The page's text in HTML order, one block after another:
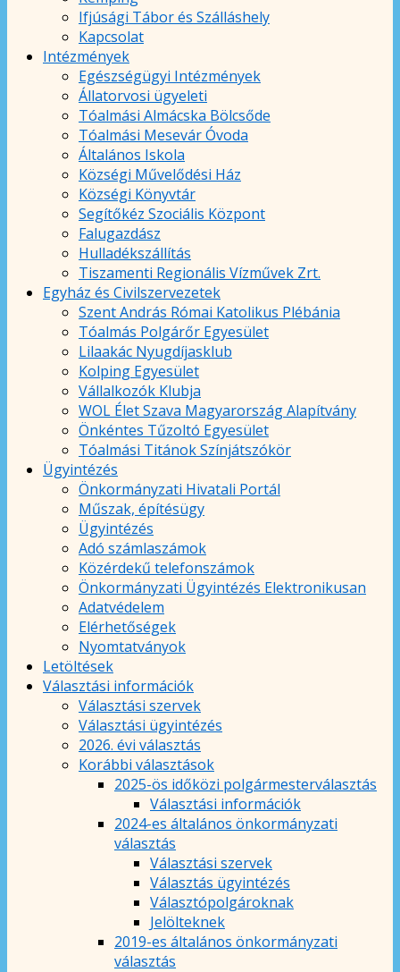
Ifjúsági Tábor és Szálláshely
Kapcsolat
Intézmények
Egészségügyi Intézmények
Állatorvosi ügyeleti
Tóalmási Almácska Bölcsőde
Tóalmási Mesevár Óvoda
Általános Iskola
Községi Művelődési Ház
Községi Könyvtár
Segítőkéz Szociális Központ
Falugazdász
Hulladékszállítás
Tiszamenti Regionális Vízművek Zrt.
Egyház és Civilszervezetek
Szent András Római Katolikus Plébánia
Tóalmás Polgárőr Egyesület
Lilaakác Nyugdíjasklub
Kolping Egyesület
Vállalkozók Klubja
WOL Élet Szava Magyarország Alapítvány
Önkéntes Tűzoltó Egyesület
Tóalmási Titánok Színjátszókör
Ügyintézés
Önkormányzati Hivatali Portál
Műszak, építésügy
Ügyintézés
Adó számlaszámok
Közérdekű telefonszámok
Önkormányzati Ügyintézés Elektronikusan
Adatvédelem
Elérhetőségek
Nyomtatványok
Letöltések
Választási információk
Választási szervek
Választási ügyintézés
2026. évi választás
Korábbi választások
2025-ös időközi polgármesterválasztás
Választási információk
2024-es általános önkormányzati
választás
Választási szervek
Választás ügyintézés
Választópolgároknak
Jelölteknek
2019-es általános önkormányzati
választás